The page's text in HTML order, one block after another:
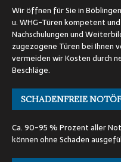
Wir öffnen für Sie in
u. WHG-Türen kompetent
Nachschulungen und
zugezogene Türen bei Ihnen
vermeiden wir Kosten durch
Beschläge.
SCHADENFREIE
Ca. 90-95 % Prozent aller
können ohne Schaden